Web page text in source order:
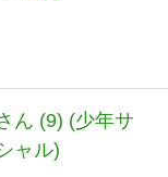
ん (9) (少年サ
ャル)